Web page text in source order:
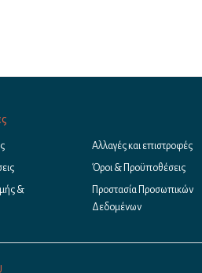
&
Αλλαγές και επιστροφές
Όροι & Προϋποθέσεις
Προστασία Προσωπικών
Δεδομένων